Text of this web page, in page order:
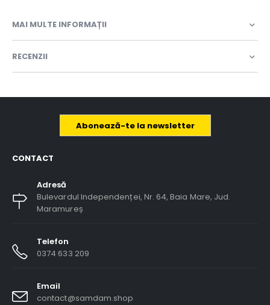
MAI MULTE INFORMAȚII
RECENZII
Abonează-te la newsletter
CONTACT
Adresă
Bulevardul Independenței, Nr. 64, Baia Mare, Jud.
Maramureș
Telefon
0374 633 209
Email
contact@samdam.shop